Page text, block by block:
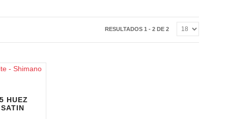
RESULTADOS 1 - 2 DE 2
HUEZ